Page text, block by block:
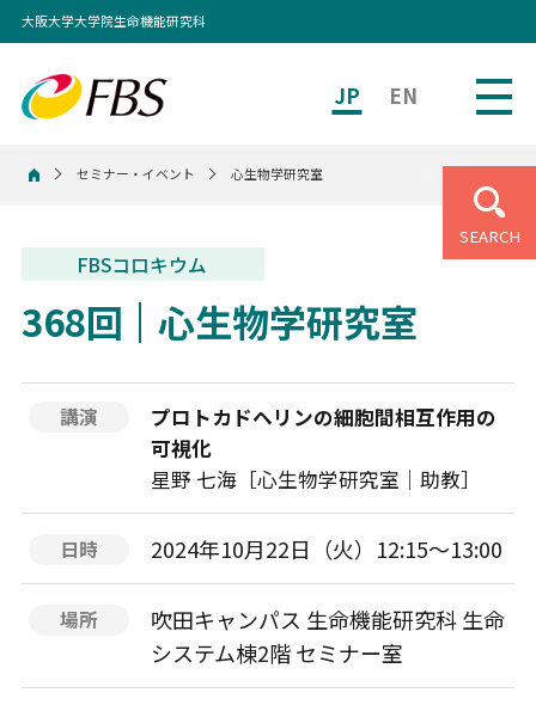
JP EN
大阪大学大学院生命機能研究科
SEARCH
ホームセミナー・イベント 心生物学研究室
FBSコロキウム
368回 心生物学研究室
講演
プロトカドヘリンの細胞間相互作用の
可視化
星野 七海［心生物学研究室｜助教］
日時 2024年10月22日（火）12:15〜13:00
場所
吹田キャンパス 生命機能研究科 生命
システム棟2階 セミナー室